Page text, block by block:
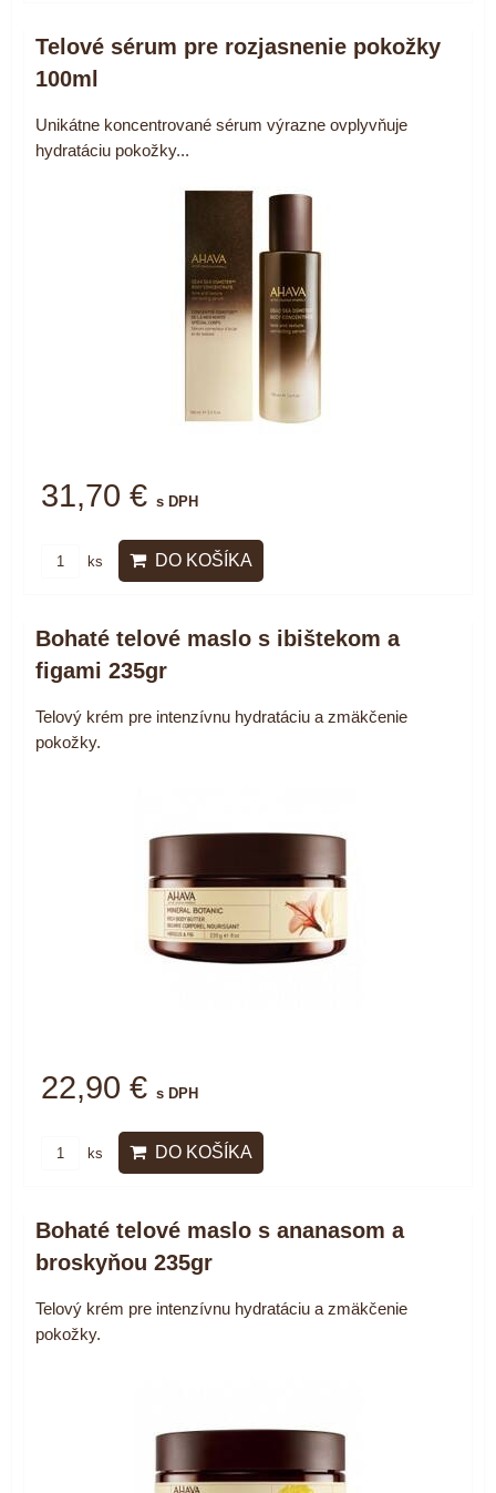
Telové sérum pre rozjasnenie pokožky
100ml
Unikátne koncentrované sérum výrazne ovplyvňuje
hydratáciu pokožky...
31,70 € s DPH
ks DO KOŠÍKA
Bohaté telové maslo s ibištekom a
figami 235gr
Telový krém pre intenzívnu hydratáciu a zmäkčenie
pokožky.
22,90 € s DPH
ks DO KOŠÍKA
Bohaté telové maslo s ananasom a
broskyňou 235gr
Telový krém pre intenzívnu hydratáciu a zmäkčenie
pokožky.